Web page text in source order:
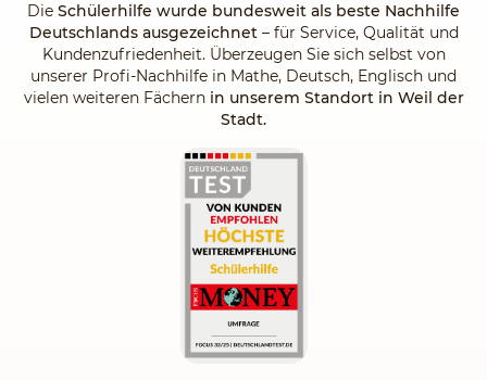
Die Schülerhilfe wurde bundesweit als beste Nachhilfe
Deutschlands ausgezeichnet– für Service, Qualität und
Kundenzufriedenheit. Überzeugen Sie sich selbst von
unserer Profi-Nachhilfe in Mathe, Deutsch, Englisch und
vielen weiteren Fächern in unserem Standort in Weil der
Stadt.